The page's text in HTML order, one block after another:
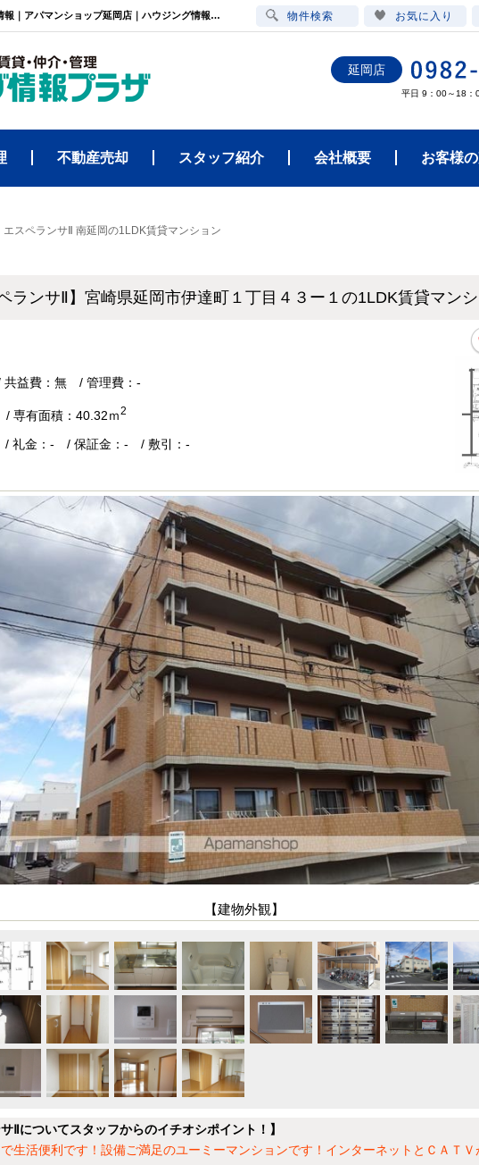
エスペランサⅡ（宮崎県延岡市伊達町１丁目４３ー１・南延岡駅）1LDK賃貸マンションの賃貸物件情報｜アパマンショップ延岡店｜ハウジング情報プラザ
延岡店
平日 9：00～18：
不動産売却 スタッフ紹介 会社概要 お客様
エスペランサⅡ 南延岡の1LDK賃貸マンション
ペランサⅡ】宮崎県延岡市伊達町１丁目４３ー１の1LDK賃貸マン
益費：無 / 管理費：-
専有面積：40.32ｍ2
/ 礼金：- / 保証金：- / 敷引：-
【建物外観】
サⅡについてスタッフからのイチオシポイント！】
生活便利です！設備ご満足のユーミーマンションです！インターネットとＣＡＴＶ
物件検索 お気に入り